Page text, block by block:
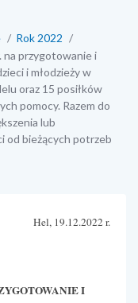
Rok 2022
na przygotowanie i
i młodzieży w
oraz 15 posiłków
pomocy. Razem do
lub
od bieżących potrzeb
Hel, 19.12.2022 r.
I